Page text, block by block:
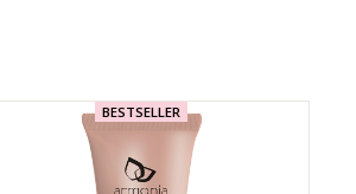
BESTSELLER